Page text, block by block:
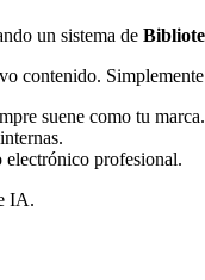
un sistema de
contenido.
suene como tu marca.
electrónico profesional.
IA.